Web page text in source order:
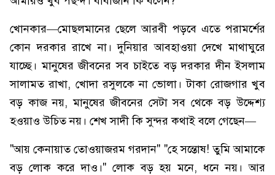
খোনকার—মোছলমানের ছেলে আরবী পড়বে এতে পরামর্শের
কোন দরকার রাখে না। দুনিয়ার আবহাওয়া দেখে মাথাঘুরে
যাচ্ছে। মানুষের জীবনের সব চাইতে বড় দরকার দীন ইসলাম
সালামত রাখা, খোদা রসুলকে না ভোলা। টাকা রোজগার খুব
বড় কাজ নয়, মানুষের জীবনের সেটা সব থেকে বড় উদ্দেশ্য
হওয়াও উচিত নয়। শেখ সাদী কি সুন্দর কথাই বলে গেছেন—
"আয় কেনায়াত তোওয়াজরম গরদান" "হে সন্তোষ! তুমি আমাকে
বড় লোক করে দাও।" লোক বড় হয় মনে, ধনে নয়। আর